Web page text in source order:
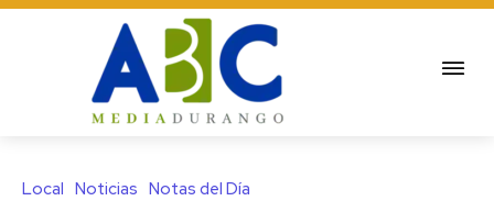
Local Noticias Notas del Día